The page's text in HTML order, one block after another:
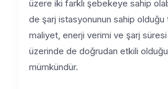
üzere iki farklı şebekeye sahip
de şarj istasyonunun sahip olduğu
maliyet, enerji verimi ve şarj
üzerinde de doğrudan etkili
mümkündür.